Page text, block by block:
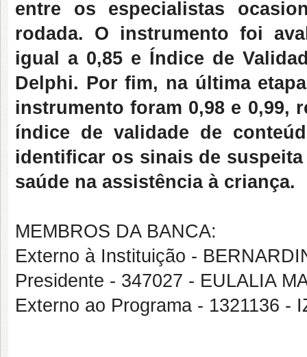
entre os especialistas
rodada. O instrumento foi
igual a 0,85 e Índice de
Delphi. Por fim, na última
instrumento foram 0,98 e 0,99,
índice de validade de
identificar os sinais de
saúde na assistência à criança.
MEMBROS DA BANCA:
Externo à Instituição -
Presidente - 347027 - EULALIA
Externo ao Programa - 1321136 -